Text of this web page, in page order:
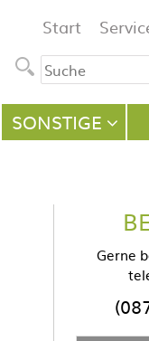
Navigation
Start
SONSTIGE
Gerne